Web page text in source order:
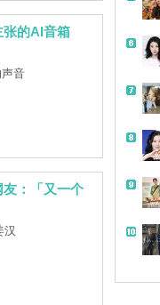
张的AI音箱
音
：「又一个
汉